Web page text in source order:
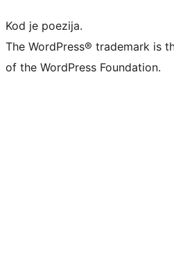
Kod je poezija.
The WordPress® trademark is
of the WordPress Foundation.